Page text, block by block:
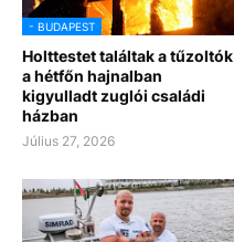
- BUDAPEST
Holttestet találtak a tűzoltók
a hétfőn hajnalban
kigyulladt zuglói családi
házban
Július 27, 2026